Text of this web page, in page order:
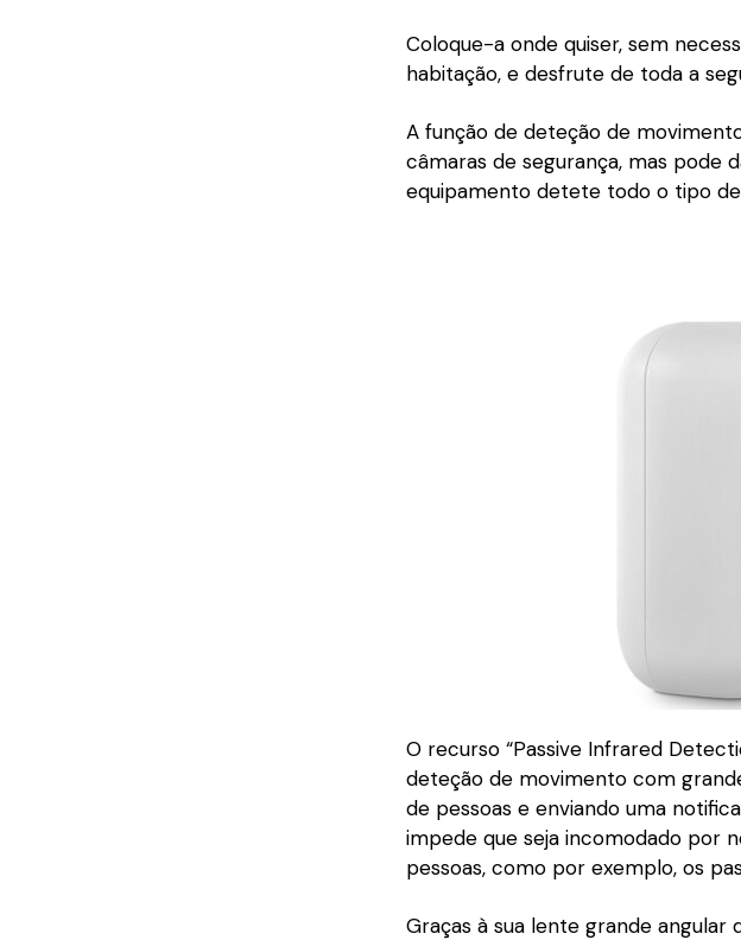
Coloque-a onde quiser, sem
habitação, e desfrute de toda a
A função de deteção de
câmaras de segurança, mas pode
equipamento detete todo o tipo
O recurso “Passive Infrared
deteção de movimento com
de pessoas e enviando uma
impede que seja incomodado por
pessoas, como por exemplo, os
Graças à sua lente grande